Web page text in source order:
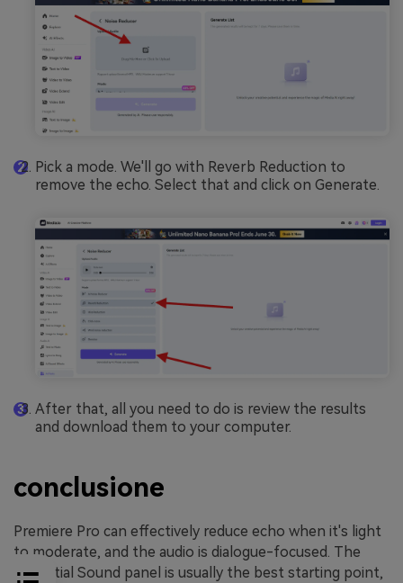
Pick a mode. We'll go with Reverb Reduction to
remove the echo. Select that and click on Generate.
After that, all you need to do is review the results
and download them to your computer.
conclusione
Premiere Pro can effectively reduce echo when it's light
to moderate, and the audio is dialogue-focused. The
Essential Sound panel is usually the best starting point,